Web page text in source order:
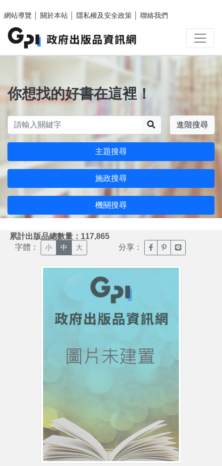
網站導覽
關於本站 隱私權及安全政策 聯絡我們
你想找的好書在這裡！
進階搜尋
主題搜尋
施政搜尋
機關搜尋
累計出版品總數量：117,865
字體： 小 中 大 分享： 臉書分享(另開新視窗)
噗浪分享(另開新
Line分享(另